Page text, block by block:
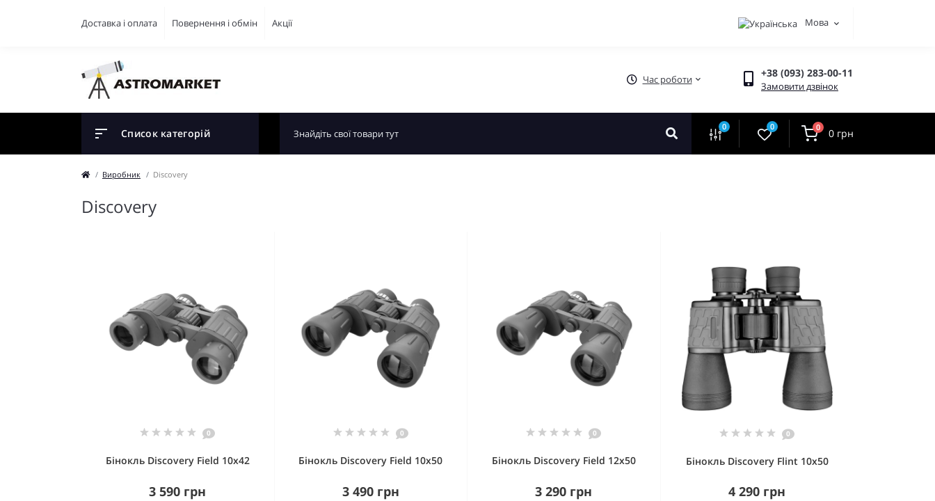
Доставка і оплата Повернення і обмін Акції Мова
Час роботи +38 (093) 283-00-11
Замовити дзвінок
Список категорій 0 0 0 0 грн
Виробник Discovery
Discovery
0
Бінокль Discovery Field 10x42
3 590 грн
0
Бінокль Discovery Field 10x50
3 490 грн
0
Бінокль Discovery Field 12x50
3 290 грн
0
Бінокль Discovery Flint 10x50
4 290 грн